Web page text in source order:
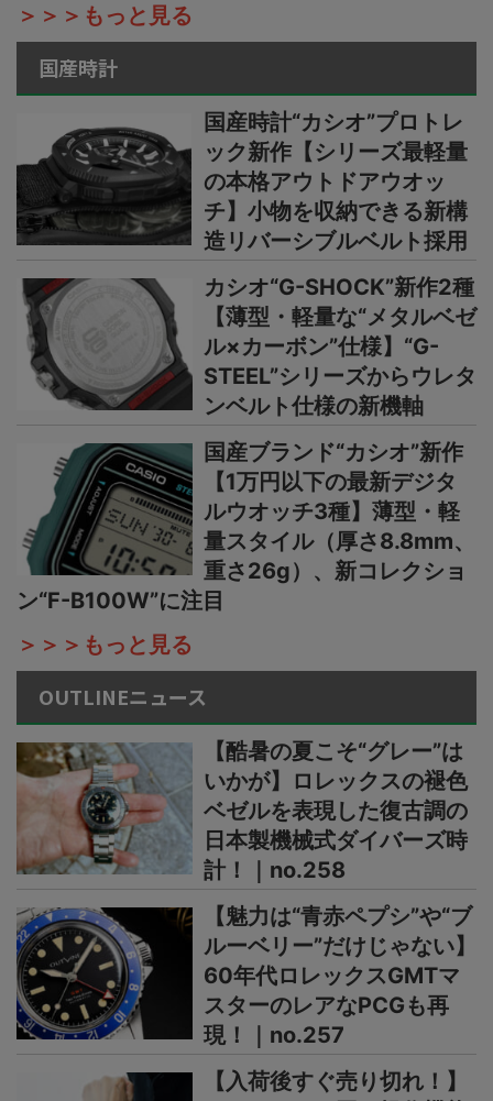
＞＞＞もっと見る
国産時計
国産時計“カシオ”プロトレ
ック新作【シリーズ最軽量
の本格アウトドアウオッ
チ】小物を収納できる新構
造リバーシブルベルト採用
カシオ“G-SHOCK”新作2種
【薄型・軽量な“メタルベゼ
ル×カーボン”仕様】“G-
STEEL”シリーズからウレタ
ンベルト仕様の新機軸
国産ブランド“カシオ”新作
【1万円以下の最新デジタ
ルウオッチ3種】薄型・軽
量スタイル（厚さ8.8mm、
重さ26g）、新コレクショ
ン“F-B100W”に注目
＞＞＞もっと見る
OUTLINEニュース
【酷暑の夏こそ“グレー”は
いかが】ロレックスの褪色
ベゼルを表現した復古調の
日本製機械式ダイバーズ時
計！｜no.258
【魅力は“青赤ペプシ”や“ブ
ルーベリー”だけじゃない】
60年代ロレックスGMTマ
スターのレアなPCGも再
現！｜no.257
【入荷後すぐ売り切れ！】